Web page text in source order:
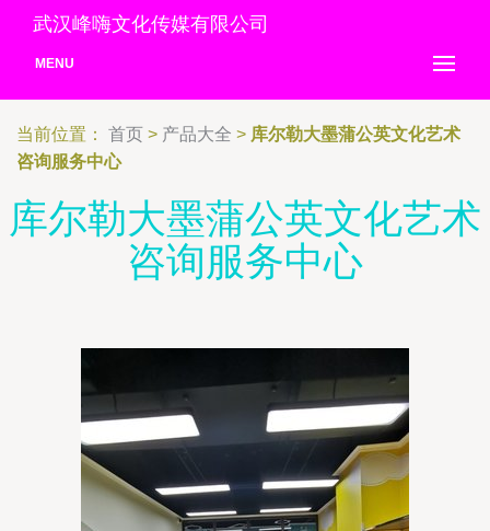
武汉峰嗨文化传媒有限公司
MENU
当前位置： 首页 > 产品大全 > 库尔勒大墨蒲公英文化艺术
咨询服务中心
库尔勒大墨蒲公英文化艺术
咨询服务中心